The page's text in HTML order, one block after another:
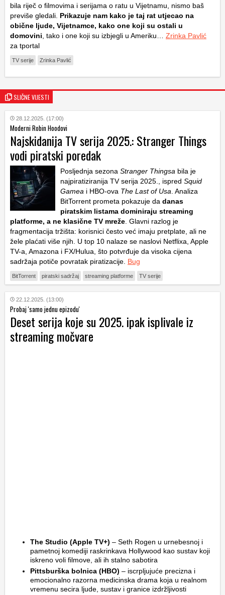
bila riječ o filmovima i serijama o ratu u Vijetnamu, nismo baš
previše gledali. Prikazuje nam kako je taj rat utjecao na
obične ljude, Vijetnamce, kako one koji su ostali u
domovini , tako i one koji su izbjegli u Ameriku… Zrinka Pavlić
za tportal
TV serije Zrinka Pavlić
SLIČNE VIJESTI
28.12.2025. (17:00)
Moderni Robin Hoodovi
Najskidanija TV serija 2025.: Stranger Things
vodi piratski poredak
Posljednja sezona Stranger Thingsa bila je
najpiratiziranija TV serija 2025., ispred Squid
Gamea i HBO-ova The Last of Usa . Analiza
BitTorrent prometa pokazuje da danas
piratskim listama dominiraju streaming
platforme, a ne klasične TV mreže . Glavni razlog je
fragmentacija tržišta: korisnici često već imaju pretplate, ali ne
žele plaćati više njih. U top 10 nalaze se naslovi Netflixa, Apple
TV-a, Amazona i FX/Hulua, što potvrđuje da visoka cijena
sadržaja potiče povratak piratizacije. Bug
BitTorrent piratski sadržaj streaming platforme TV serije
22.12.2025. (13:00)
Probaj 'samo jednu epizodu'
Deset serija koje su 2025. ipak isplivale iz
streaming močvare
The Studio (Apple TV+) – Seth Rogen u urnebesnoj i
pametnoj komediji raskrinkava Hollywood kao sustav koji
iskreno voli filmove, ali ih stalno sabotira
Pittsburška bolnica (HBO) – iscrpljujuće precizna i
emocionalno razorna medicinska drama koja u realnom
vremenu secira ljude, sustav i granice izdržljivosti